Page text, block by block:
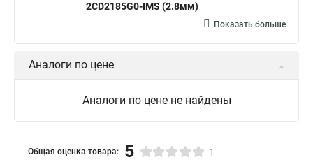
2CD2185G0-IMS (2.8мм)
Показать больше
Аналоги по цене
Аналоги по цене не найдены
Общая оценка товара: 5 1